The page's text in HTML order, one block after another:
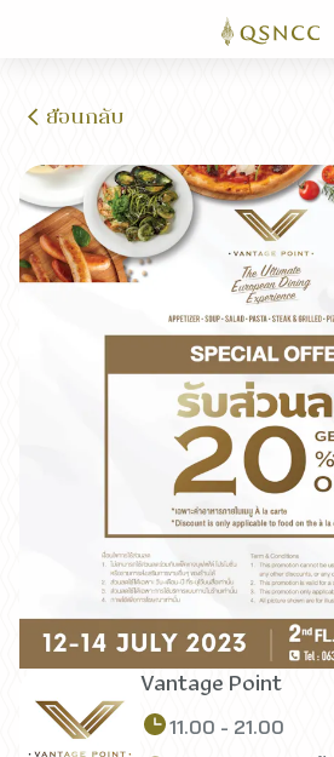
ย้อนกลับ
Vantage Point
11.00 - 21.00